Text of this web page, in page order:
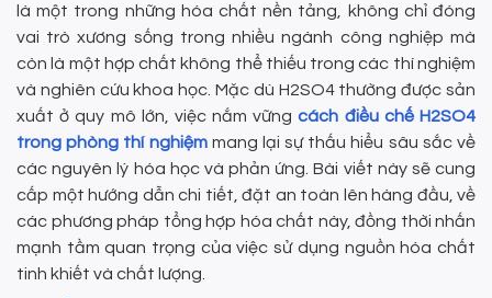
là một trong những hóa chất nền tảng, không chỉ đóng
vai trò xương sống trong nhiều ngành công nghiệp mà
còn là một hợp chất không thể thiếu trong các thí nghiệm
và nghiên cứu khoa học. Mặc dù H2SO4 thường được sản
xuất ở quy mô lớn, việc nắm vữngcách điều chế H2SO4
trong phòng thí nghiệmmang lại sự thấu hiểu sâu sắc về
các nguyên lý hóa học và phản ứng. Bài viết này sẽ cung
cấp một hướng dẫn chi tiết, đặt an toàn lên hàng đầu, về
các phương pháp tổng hợp hóa chất này, đồng thời nhấn
mạnh tầm quan trọng của việc sử dụng nguồn hóa chất
tinh khiết và chất lượng.